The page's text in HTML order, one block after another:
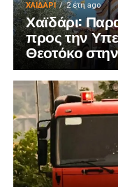
ΧΑΪΔΑΡΙ 2 έτη ago
Χαϊδάρι:
προς την
Θεοτόκο